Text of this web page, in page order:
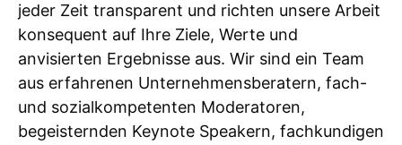
jeder Zeit transparent und richten unsere Arbeit
konsequent auf Ihre Ziele, Werte und
anvisierten Ergebnisse aus. Wir sind ein Team
aus erfahrenen Unternehmensberatern, fach-
und sozialkompetenten Moderatoren,
begeisternden Keynote Speakern, fachkundigen